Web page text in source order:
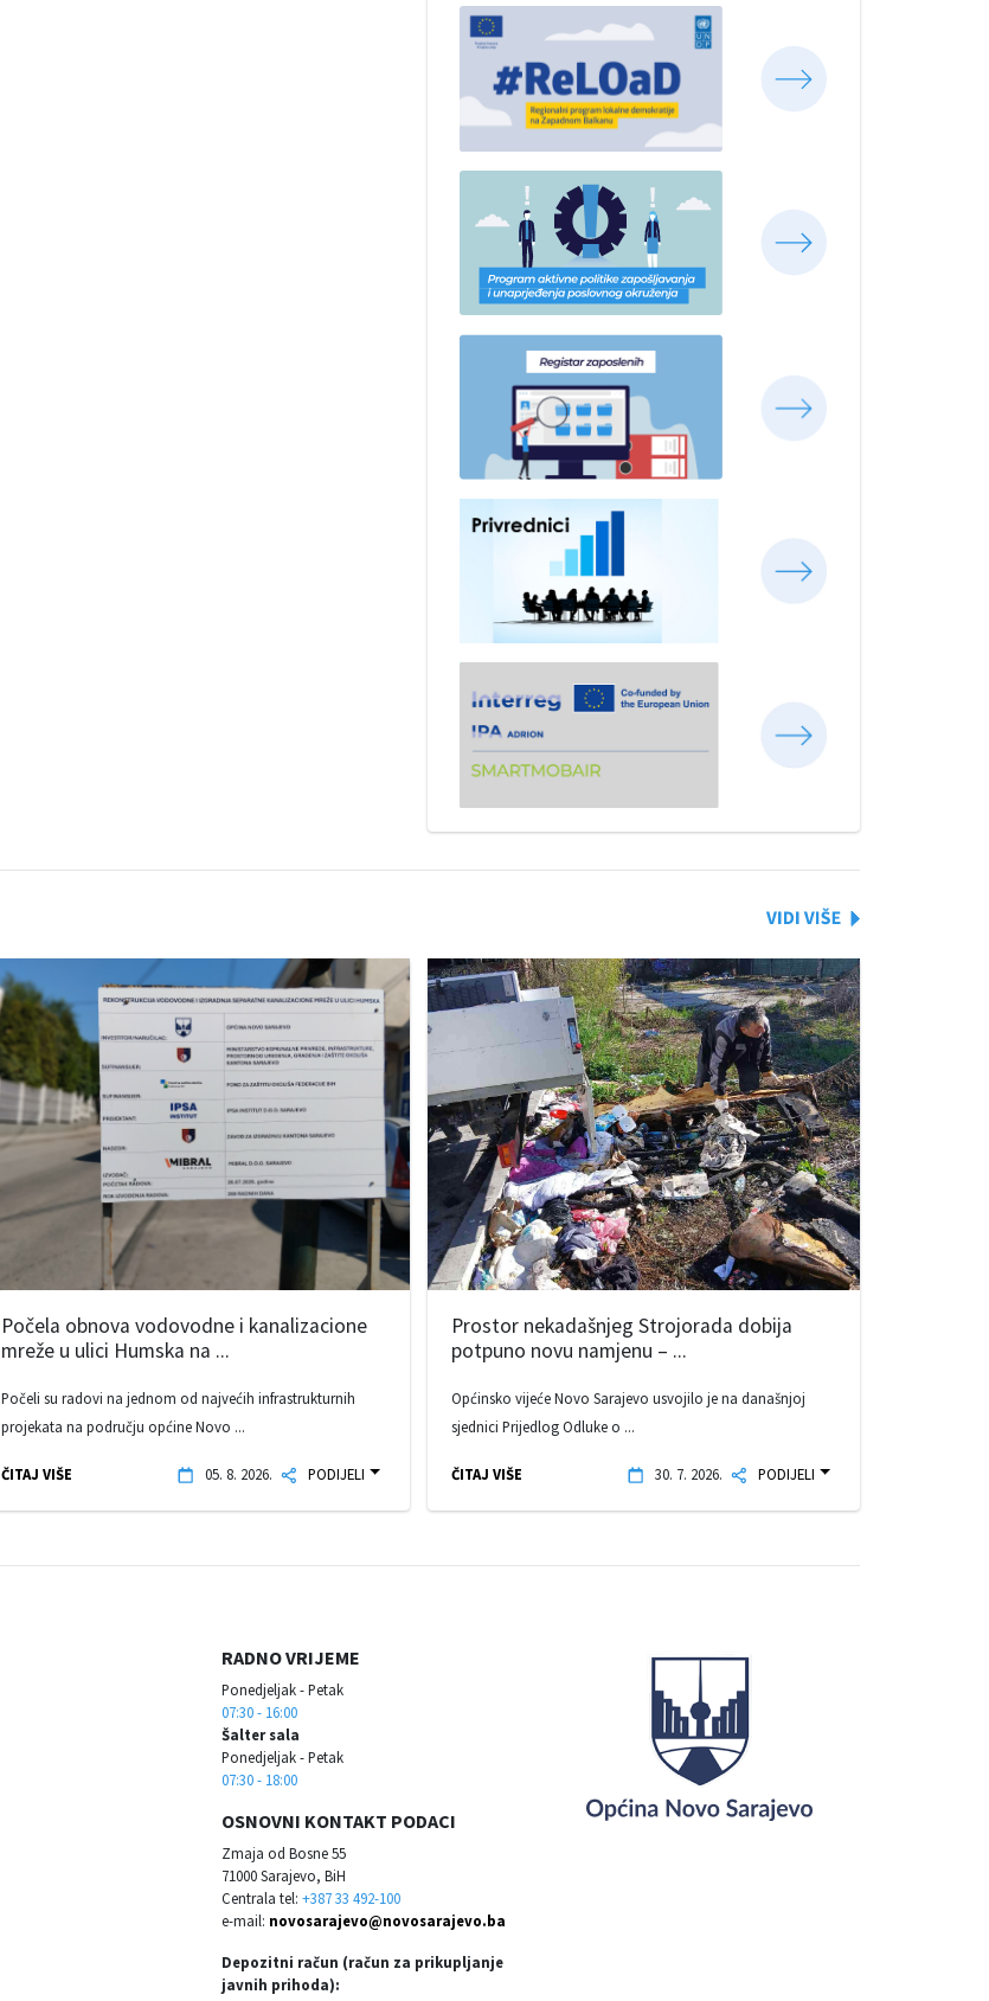
Počela obnova vodovodne i kanalizacione
mreže u ulici Humska na ...
Počeli su radovi na jednom od najvećih infrastrukturnih
projekata na području općine Novo ...
ČITAJ VIŠE 05. 8. 2026. PODIJELI
Prostor nekadašnjeg Strojorada dobija
potpuno novu namjenu – ...
Općinsko vijeće Novo Sarajevo usvojilo je na današnjoj
sjednici Prijedlog Odluke o ...
ČITAJ VIŠE 30. 7. 2026. PODIJELI
RADNO VRIJEME
Ponedjeljak - Petak
07:30 - 16:00
Šalter sala
Ponedjeljak - Petak
07:30 - 18:00
OSNOVNI KONTAKT PODACI
Zmaja od Bosne 55
71000 Sarajevo, BiH
Centrala tel: +387 33 492-100
e-mail: novosarajevo@novosarajevo.ba
Depozitni račun (račun za prikupljanje
javnih prihoda):